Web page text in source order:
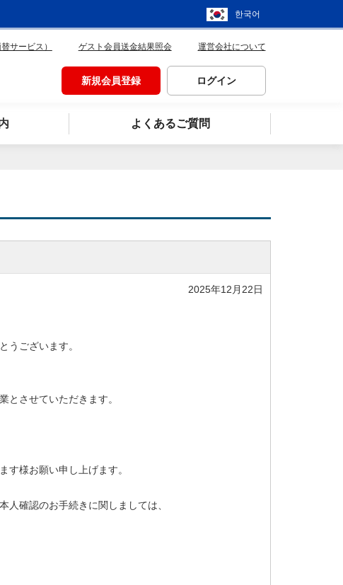
한국어
サービス） ゲスト会員送金結果照会 運営会社について
新規会員登録 ログイン
よくあるご質問
2025年12月22日
うございます。
とさせていただきます。
す様お願い申し上げます。
確認のお手続きに関しましては、